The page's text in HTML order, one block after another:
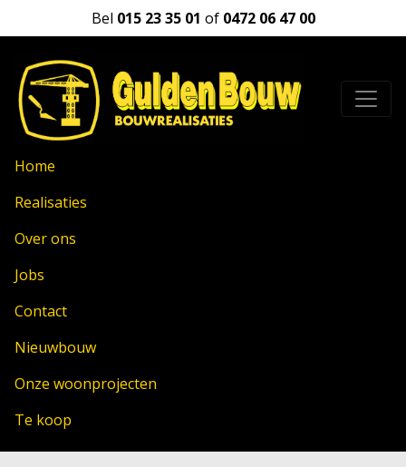
Bel 015 23 35 01 of 0472 06 47 00
Home
Realisaties
Over ons
Jobs
Contact
Nieuwbouw
Onze woonprojecten
Te koop